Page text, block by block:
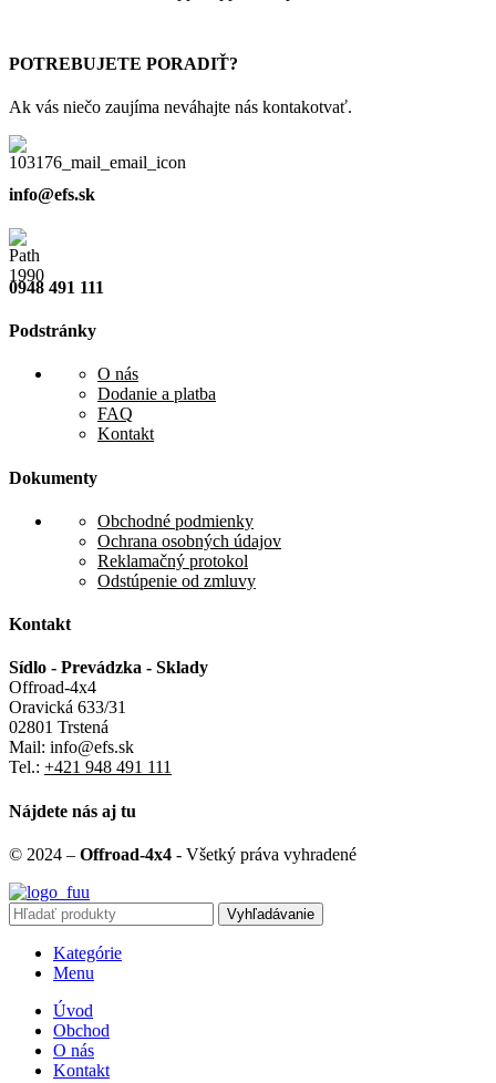
POTREBUJETE PORADIŤ?
Ak vás niečo zaujíma neváhajte nás kontakotvať.
info@efs.sk
0948 491 111
Podstránky
O nás
Dodanie a platba
FAQ
Kontakt
Dokumenty
Obchodné podmienky
Ochrana osobných údajov
Reklamačný protokol
Odstúpenie od zmluvy
Kontakt
Sídlo - Prevádzka - Sklady
Offroad-4x4
Oravická 633/31
02801 Trstená
Mail: info@efs.sk
Tel.: +421 948 491 111
Nájdete nás aj tu
© 2024 – Offroad-4x4 - Všetký práva vyhradené
Vyhľadávanie
Kategórie
Menu
Úvod
Obchod
O nás
Kontakt